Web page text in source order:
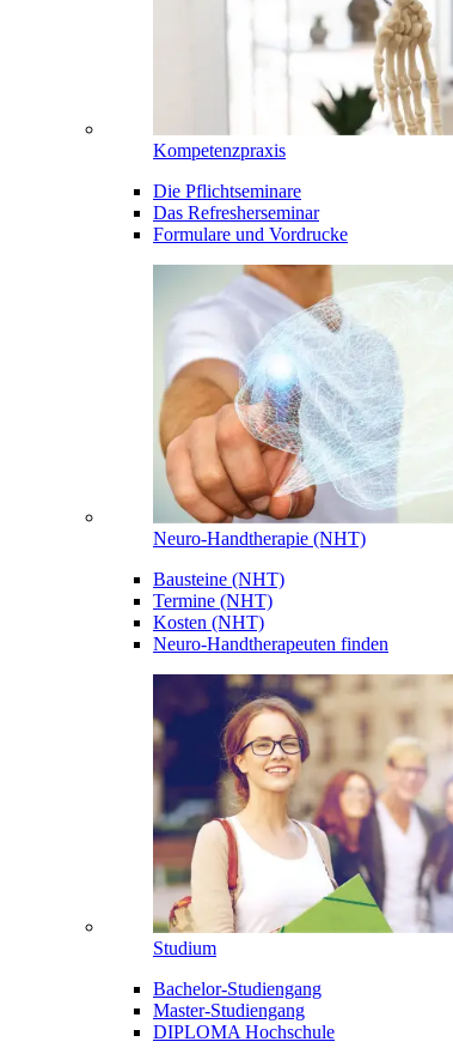
Kompetenzpraxis
Die Pflichtseminare
Das Refresherseminar
Formulare und Vordrucke
Neuro-Handtherapie (NHT)
Bausteine (NHT)
Termine (NHT)
Kosten (NHT)
Neuro-Handtherapeuten finden
Studium
Bachelor-Studiengang
Master-Studiengang
DIPLOMA Hochschule